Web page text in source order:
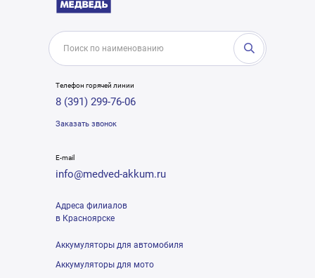
Телефон горячей линии
8 (391) 299-76-06
Заказать звонок
E-mail
info@medved-akkum.ru
Адреса филиалов
в Красноярске
Аккумуляторы для автомобиля
Аккумуляторы для мото